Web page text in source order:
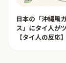
日本の「沖縄風
ス」にタイ人が
【タイ人の反応】